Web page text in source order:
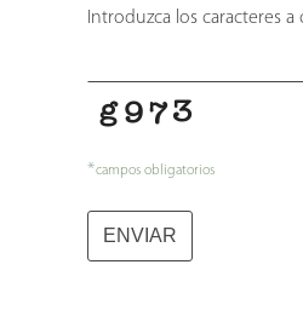
Introduzca los caracteres
*campos obligatorios
ENVIAR